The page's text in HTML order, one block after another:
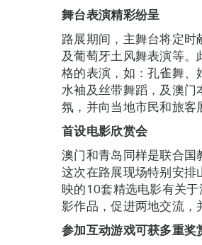
舞台表演精彩纷呈
路展期间，主舞台将定
及葡萄牙土风舞表演等
格的表演，如：孔雀舞、
水袖及丝带舞蹈，及澳
氛，并向当地市民和旅客
首设电影欣赏会
澳门和青岛同样是联合国
这次在路展现场特别安
映的10套精选电影有关
影作品，促进两地交流，
参加互动游戏可获多重奖